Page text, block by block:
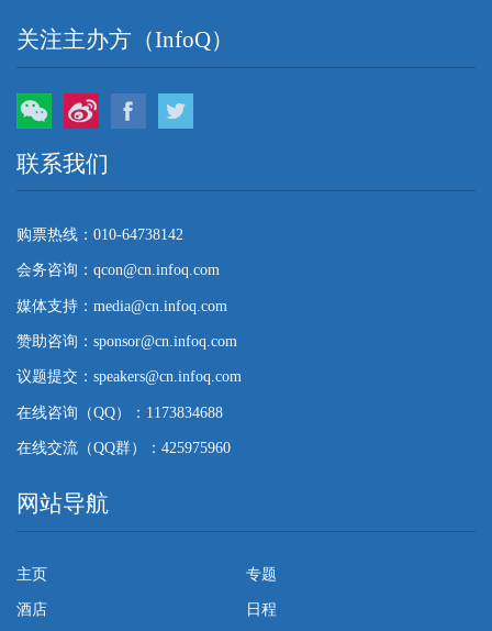
关注主办方（InfoQ）
微信 微博 Facebook
联系我们
购票热线：010-64738142
会务咨询：qcon@cn.infoq.com
媒体支持：media@cn.infoq.com
赞助咨询：sponsor@cn.infoq.com
议题提交：speakers@cn.infoq.com
在线咨询（QQ）：1173834688
在线交流（QQ群）：425975960
网站导航
主页 专题
酒店 日程